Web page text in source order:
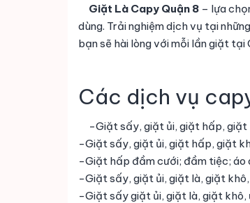
Giặt Là Capy Quận 8 – lựa
dùng. Trải nghiệm dịch vụ tại
bạn sẽ hài lòng với mỗi lần giặt tại
Các dịch vụ
-Giặt sấy, giặt ủi, giặt hấp, giặt
-Giặt sấy, giặt ủi, giặt hấp, giặt
-Giặt hấp đầm cưới; đầm tiệc; áo
-Giặt sấy, giặt ủi, giặt là, giặt
-Giặt sấy giặt ủi, giặt là, giặt khô,